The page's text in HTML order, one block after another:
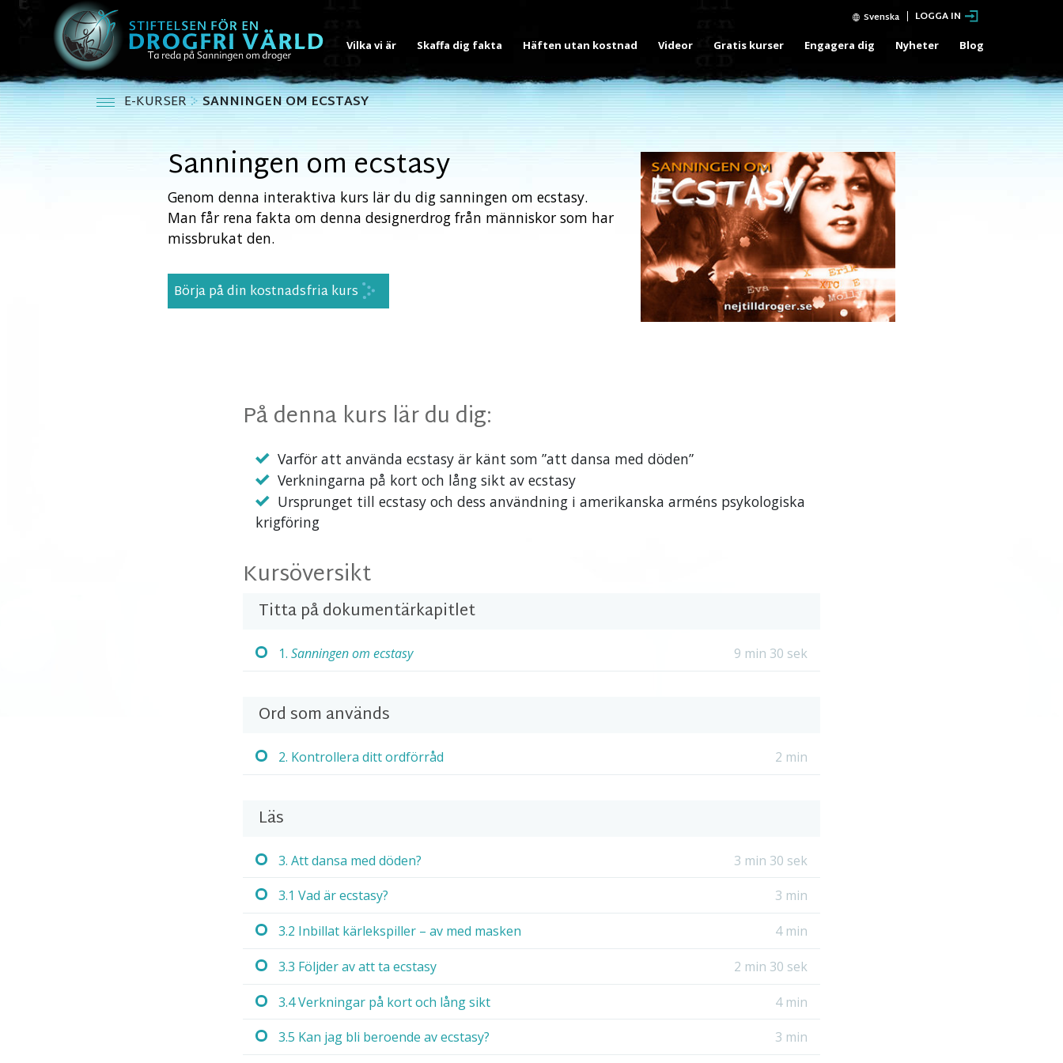
Svenska LOGGA IN
Vilka vi är Skaffa dig fakta Häften utan kostnad Videor Gratis kurser Engagera dig Nyheter Blog
E-KURSER SANNINGEN OM ECSTASY
Sanningen om ecstasy
Genom denna interaktiva kurs lär du dig sanningen om ecstasy.
Man får rena fakta om denna designerdrog från människor som har
missbrukat den.
Börja på din kostnadsfria kurs
På denna kurs lär du dig:
Varför att använda ecstasy är känt som ”att dansa med döden”
Verkningarna på kort och lång sikt av ecstasy
Ursprunget till ecstasy och dess användning i amerikanska arméns psykologiska
krigföring
Kursöversikt
Titta på dokumentärkapitlet
1. Sanningen om ecstasy 9 min 30 sek
Ord som används
2. Kontrollera ditt ordförråd 2 min
Läs
3. Att dansa med döden? 3 min 30 sek
3.1 Vad är ecstasy? 3 min
3.2 Inbillat kärlekspiller – av med masken 4 min
3.3 Följder av att ta ecstasy 2 min 30 sek
3.4 Verkningar på kort och lång sikt 4 min
3.5 Kan jag bli beroende av ecstasy? 3 min